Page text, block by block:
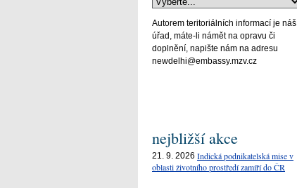
Autorem teritoriálních informací je náš
úřad, máte-li námět na opravu či
doplnění, napište nám na adresu
newdelhi@embassy.mzv.cz
nejbližší akce
21. 9. 2026 Indická podnikatelská mise v
oblasti životního prostředí zamíří do ČR